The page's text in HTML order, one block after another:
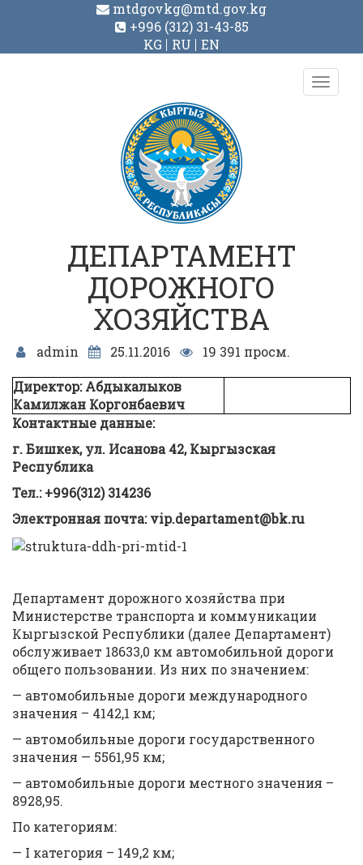
mtdgovkg@mtd.gov.kg
+996 (312) 31-43-85
KG
RU EN
Toggle
ДЕПАРТАМЕНТ
ДОРОЖНОГО
ХОЗЯЙСТВА
admin 25.11.2016 19 391 просм.
Директор: Абдыкалыков
Камилжан Коргонбаевич
Контактные данные:
г. Бишкек, ул. Исанова 42, Кыргызская
Республика
Тел.: +996(312) 314236
Электронная почта: vip.departament@bk.ru
Департамент дорожного хозяйства при
Министерстве транспорта и коммуникации
Кыргызской Республики (далее Департамент)
обслуживает 18633,0 км автомобильной дороги
общего пользовании. Из них по значением:
— автомобильные дороги международного
значения – 4142,1 км;
— автомобильные дороги государственного
значения — 5561,95 км;
— автомобильные дороги местного значения –
8928,95.
По категориям:
— I категория – 149,2 км;